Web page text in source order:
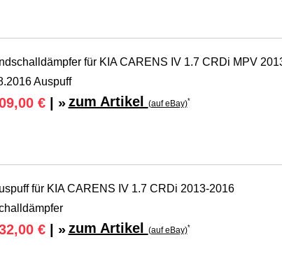
für KIA CARENS IV 1.7 CRDi MPV
Auspuff
€| » zum Artikel (auf eBay)*
für KIA CARENS IV 1.7 CRDi 2013-2016
€| » zum Artikel (auf eBay)*